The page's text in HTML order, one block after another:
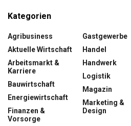
Kategorien
Agribusiness
Aktuelle Wirtschaft
Arbeitsmarkt &
Karriere
Bauwirtschaft
Energiewirtschaft
Finanzen &
Vorsorge
Gastgewerbe
Handel
Handwerk
Logistik
Magazin
Marketing &
Design